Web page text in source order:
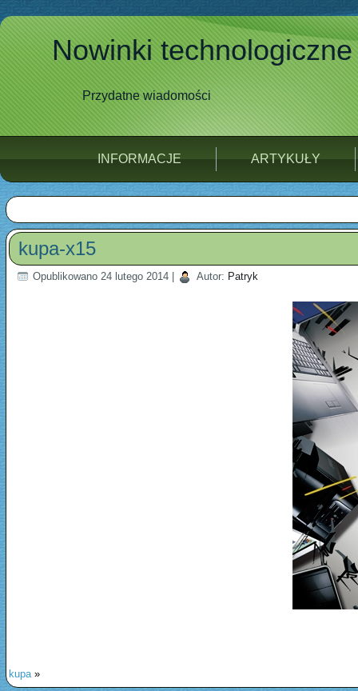
Nowinki technologiczne
Przydatne wiadomości
INFORMACJE ARTYKUŁY
kupa-x15
Opublikowano 24 lutego 2014 Autor: Patryk
kupa»